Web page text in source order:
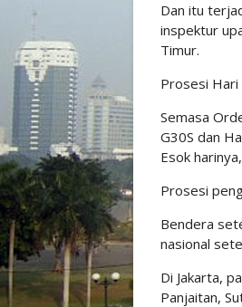
Dan itu
inspektur
Timur.
Prosesi Hari
Semasa
G30S dan
Esok
Prosesi
Bendera
nasional
Di Jakarta,
Panjaitan,